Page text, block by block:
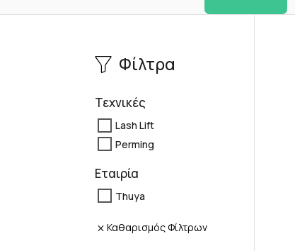
Φίλτρα
Τεχνικές
Lash Lift
Perming
Εταιρία
Thuya
Καθαρισμός Φίλτρων